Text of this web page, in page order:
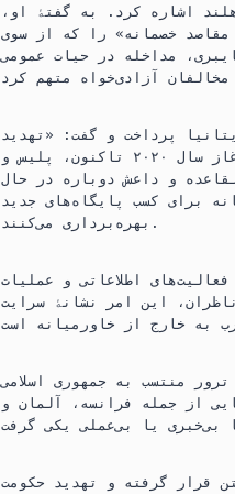
اشاره کرد. به گفتۀ او،
مقاصد خصمانه» را که از سوی
مداخله در حیات عمومی
پرداخت و گفت: «تهدید
تروریسم همچنان بسیار جدی است. از آغاز سال ۲۰۲۰ تاکنون، پلیس و MI5 توانسته‌اند ۱۹ طرح حملۀ
و داعش دوباره در حال
برای کسب پایگاه‌های جدید
بهره‌برداری می‌کنند.
اطلاعاتی و عملیات
این امر نشانۀ سرایت
منتسب به جمهوری اسلامی
از جمله فرانسه، آلمان و
قرار گرفته و تهدید حکومت